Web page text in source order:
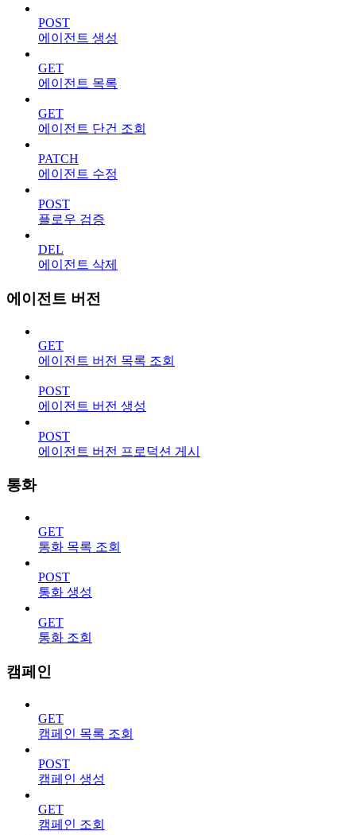
POST
에이전트 생성
GET
에이전트 목록
GET
에이전트 단건 조회
PATCH
에이전트 수정
POST
플로우 검증
DEL
에이전트 삭제
에이전트 버전
GET
에이전트 버전 목록 조회
POST
에이전트 버전 생성
POST
에이전트 버전 프로덕션 게시
통화
GET
통화 목록 조회
POST
통화 생성
GET
통화 조회
캠페인
GET
캠페인 목록 조회
POST
캠페인 생성
GET
캠페인 조회